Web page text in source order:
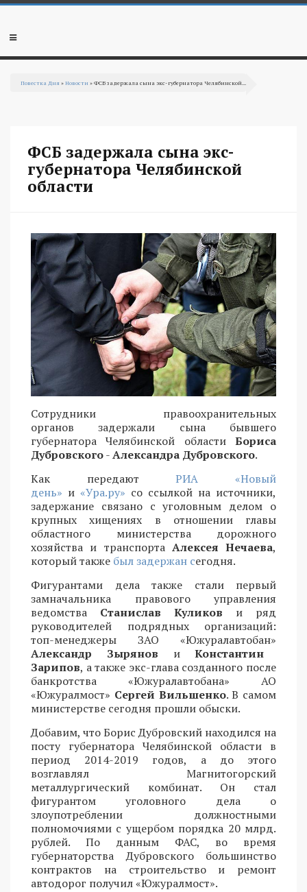
Перейти к основному содержанию
Мобильное
Повестка Дня »Новости » ФСБ задержала сына экс-губернатора Челябинской...
ФСБ задержала сына экс-
губернатора Челябинской
области
Сотрудники правоохранительных
органов задержали сына бывшего
губернатора Челябинской области Бориса
Дубровского-Александра Дубровского.
Как передаютРИА «Новый
день» и «Ура.ру» со ссылкой на источники,
задержание связано с уголовным делом о
крупных хищениях в отношении главы
областного министерства дорожного
хозяйства и транспорта Алексея Нечаева,
который также был задержан сегодня.
Фигурантами дела также стали первый
замначальника правового управления
ведомства Станислав Куликов и ряд
руководителей подрядных организаций:
топ-менеджеры ЗАО «Южуралавтобан»
Александр Зырянов иКонстантин
Зарипов, а также экс-глава созданного после
банкротства «Южуралавтобана» АО
«Южуралмост» Сергей Вильшенко. В самом
министерстве сегодня прошли обыски.
Добавим, что Борис Дубровский находился на
посту губернатора Челябинской области в
период 2014-2019 годов, а до этого
возглавлял Магнитогорский
металлургический комбинат. Он стал
фигурантом уголовного дела о
злоупотреблении должностными
полномочиями с ущербом порядка 20 млрд.
рублей. По данным ФАС, во время
губернаторства Дубровского большинство
контрактов на строительство и ремонт
автодорог получил «Южуралмост».